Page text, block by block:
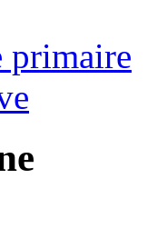
primaire